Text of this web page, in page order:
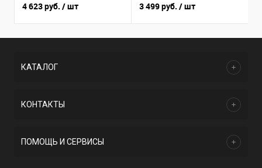
4 623 руб. / шт 3 499 руб. / шт
КАТАЛОГ
КОНТАКТЫ
ПОМОЩЬ И СЕРВИСЫ